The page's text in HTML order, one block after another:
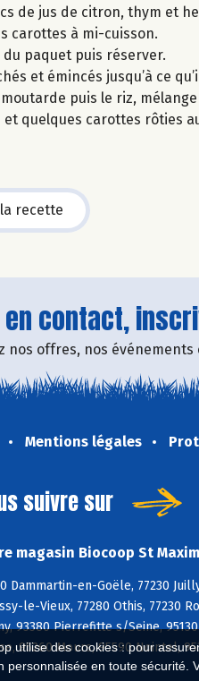
utilise des cookies : pour
personnalisée en toute
de jus de citron, thym et
carottes à mi-cuisson.
paquet puis réserver.
et émincés jusqu’à ce
puis le riz,
quelques carottes rôties
recette
en contact,
nos offres, nos événements
Mentions légales
suivre sur
magasin Biocoop St
Dammartin-en-Goële, 77230
le-Vieux, 77280 Othis, 77230
93380 Pierrefitte s/Seine,
95260 Mours, 95590 Nointel,